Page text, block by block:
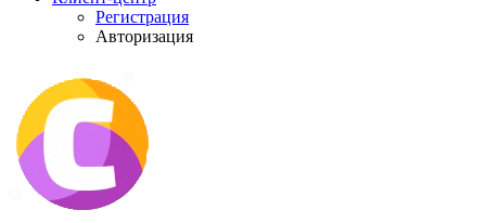
Регистрация
Авторизация